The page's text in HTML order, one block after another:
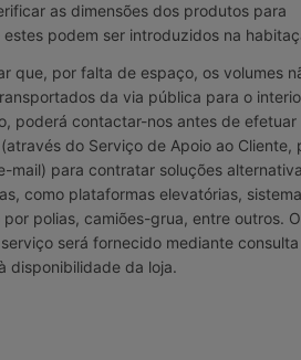
as dimensões dos produtos para
podem ser introduzidos na
que, por falta de espaço, os volumes
da via pública para o
poderá contactar-nos antes de efetuar
do Serviço de Apoio ao Cliente,
mail) para contratar soluções
como plataformas elevatórias,
polias, camiões-grua, entre outros. O
será fornecido mediante
disponibilidade da loja.